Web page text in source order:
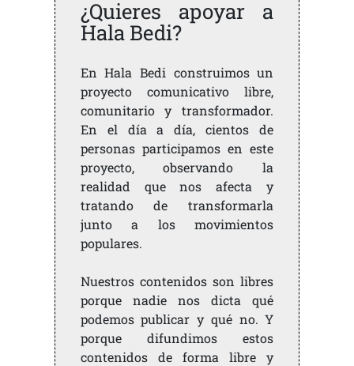
¿Quieres apoyar a
Hala Bedi?
En Hala Bedi construimos un
proyecto comunicativo libre,
comunitario y transformador.
En el día a día, cientos de
personas participamos en este
proyecto, observando la
realidad que nos afecta y
tratando de transformarla
junto a los movimientos
populares.
Nuestros contenidos son libres
porque nadie nos dicta qué
podemos publicar y qué no. Y
porque difundimos estos
contenidos de forma libre y